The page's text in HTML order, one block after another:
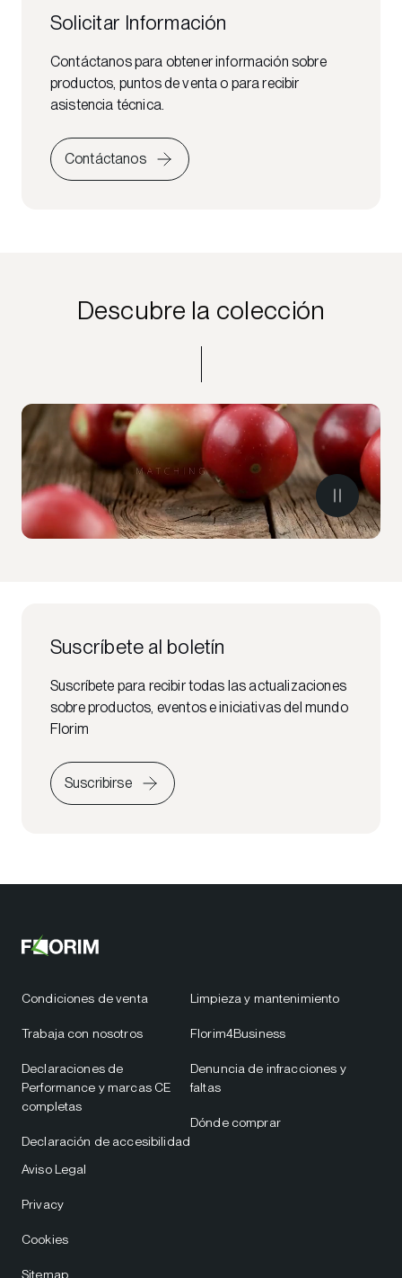
Solicitar Información
Contáctanos para obtener información sobre
productos, puntos de venta o para recibir
asistencia técnica.
Contáctanos
Descubre la colección
Suscríbete al boletín
Suscríbete para recibir todas las actualizaciones
sobre productos, eventos e iniciativas del mundo
Florim
Suscribirse
Condiciones de venta
Trabaja con nosotros
Declaraciones de
Performance y marcas CE
completas
Declaración de accesibilidad
Limpieza y mantenimiento
Florim4Business
Denuncia de infracciones y
faltas
Dónde comprar
Aviso Legal
Privacy
Cookies
Sitemap